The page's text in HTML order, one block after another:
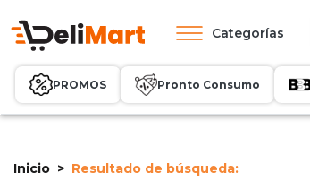
Categorías
PROMOS Pronto Consumo
Inicio Resultado de búsqueda: